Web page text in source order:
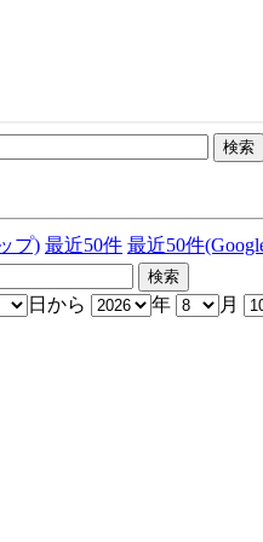
プ) 最近50件 最近50件
日から 年 月